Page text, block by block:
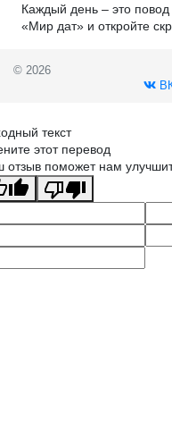
Каждый день – это повод
«Мир дат» и откройте
© 2026
текст
этот перевод
отзыв поможет нам